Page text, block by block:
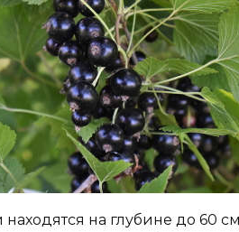
находятся на глубине до 60